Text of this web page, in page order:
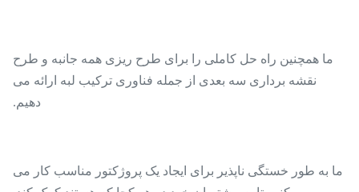
ما همچنین راه حل کاملی را برای طرح ریزی همه جانبه و طرح
نقشه برداری سه بعدی از جمله فناوری ترکیب لبه ارائه می
دهیم.
ما به طور خستگی ناپذیر برای ایجاد یک پروژکتور مناسب کار می